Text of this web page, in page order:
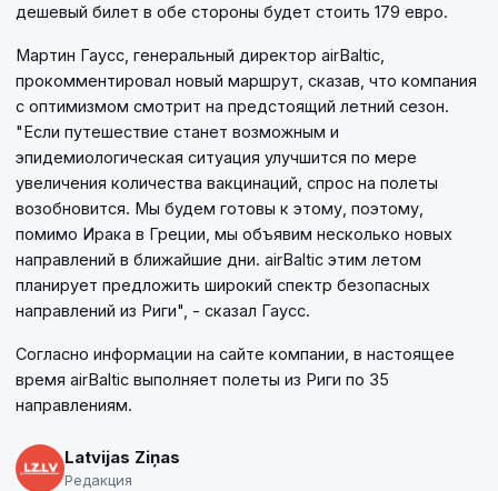
дешевый билет в обе стороны будет стоить 179 евро.
Мартин Гаусс, генеральный директор airBaltic,
прокомментировал новый маршрут, сказав, что компания
с оптимизмом смотрит на предстоящий летний сезон.
"Если путешествие станет возможным и
эпидемиологическая ситуация улучшится по мере
увеличения количества вакцинаций, спрос на полеты
возобновится. Мы будем готовы к этому, поэтому,
помимо Ирака в Греции, мы объявим несколько новых
направлений в ближайшие дни. airBaltic этим летом
планирует предложить широкий спектр безопасных
направлений из Риги", - сказал Гаусс.
Согласно информации на сайте компании, в настоящее
время airBaltic выполняет полеты из Риги по 35
направлениям.
Latvijas Ziņas
Редакция